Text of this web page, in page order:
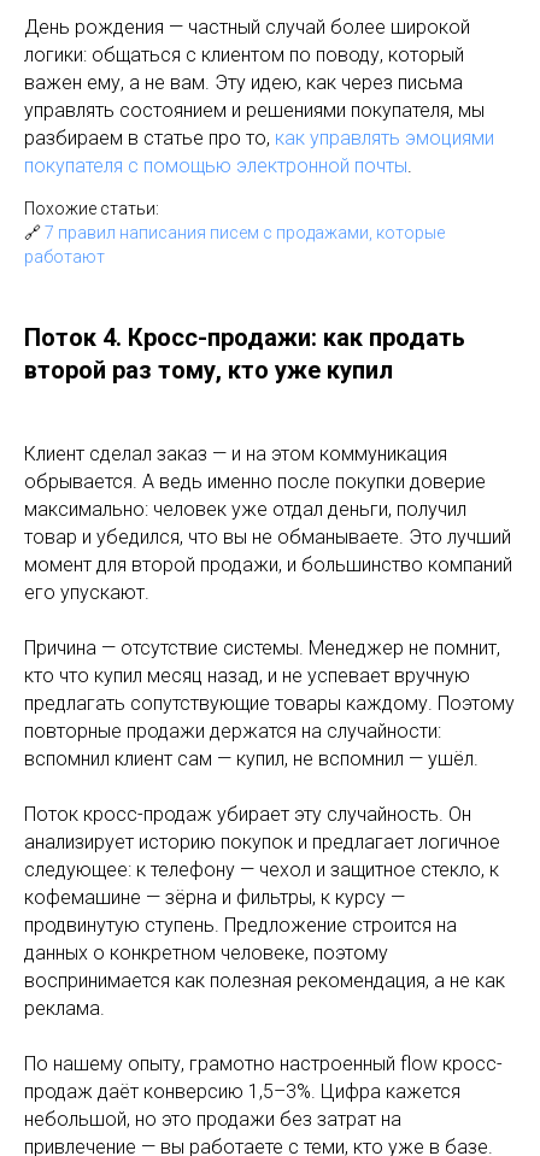
День рождения — частный случай более широкой
логики: общаться с клиентом по поводу, который
важен ему, а не вам. Эту идею, как через письма
управлять состоянием и решениями покупателя, мы
разбираем в статье про то, как управлять эмоциями
покупателя с помощью электронной почты.
Похожие статьи:
🔗7 правил написания писем с продажами, которые
работают
Поток 4. Кросс-продажи: как продать
второй раз тому, кто уже купил
Клиент сделал заказ — и на этом коммуникация
обрывается. А ведь именно после покупки доверие
максимально: человек уже отдал деньги, получил
товар и убедился, что вы не обманываете. Это лучший
момент для второй продажи, и большинство компаний
его упускают.
Причина — отсутствие системы. Менеджер не помнит,
кто что купил месяц назад, и не успевает вручную
предлагать сопутствующие товары каждому. Поэтому
повторные продажи держатся на случайности:
вспомнил клиент сам — купил, не вспомнил — ушёл.
Поток кросс-продаж убирает эту случайность. Он
анализирует историю покупок и предлагает логичное
следующее: к телефону — чехол и защитное стекло, к
кофемашине — зёрна и фильтры, к курсу —
продвинутую ступень. Предложение строится на
данных о конкретном человеке, поэтому
воспринимается как полезная рекомендация, а не как
реклама.
По нашему опыту, грамотно настроенный flow кросс-
продаж даёт конверсию 1,5–3%. Цифра кажется
небольшой, но это продажи без затрат на
привлечение — вы работаете с теми, кто уже в базе.